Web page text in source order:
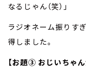
なるじゃん（笑）」
ラジオネーム振りす
得しました。
【お題③ おじいちゃ